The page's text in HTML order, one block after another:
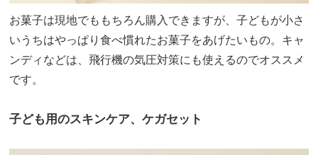
お菓子は現地でももちろん購入できますが、子どもが小さ
いうちはやっぱり食べ慣れたお菓子をあげたいもの。キャ
ンディなどは、飛行機の気圧対策にも使えるのでオススメ
です。
子ども用のスキンケア、ケガセット